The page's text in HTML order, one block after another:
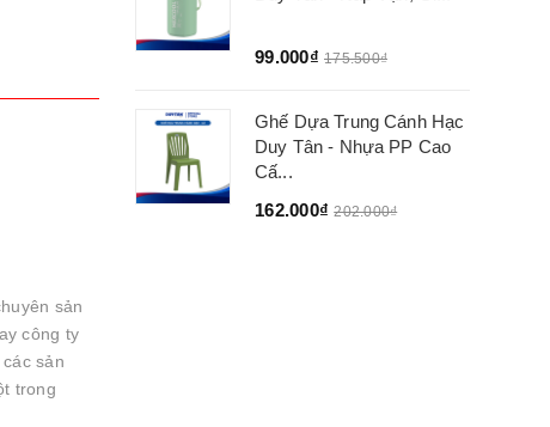
sản
công ty
sản
trong
99.000₫ 175.500₫
Ghế Dựa Trung Cánh Hạc
Duy Tân - Nhựa PP Cao
Cấ...
162.000₫ 202.000₫